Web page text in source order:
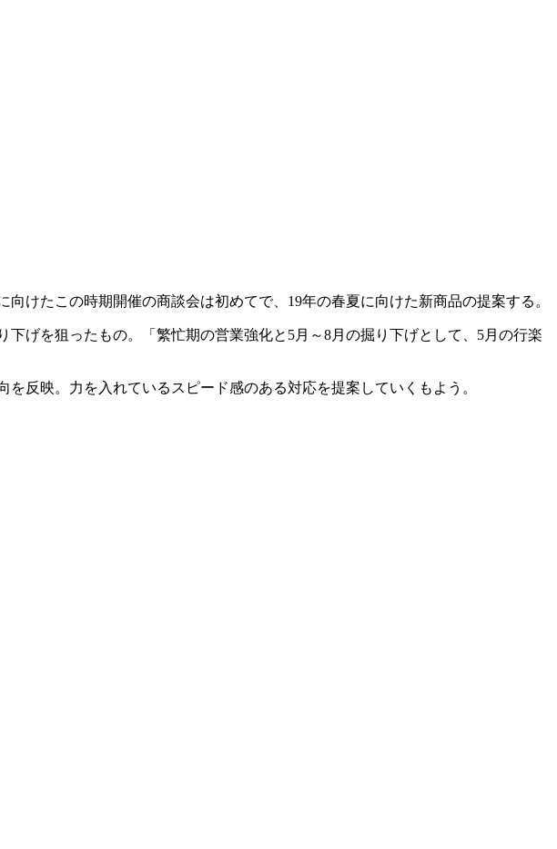
けたこの時期開催の商談会は初めてで、19年の春夏に向けた新商品の提案する。
げを狙ったもの。「繁忙期の営業強化と5月～8月の掘り下げとして、5月の行楽
反映。力を入れているスピード感のある対応を提案していくもよう。